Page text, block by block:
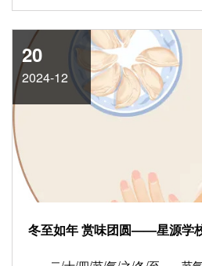
20
2024-12
冬至如年 赏味团圆——星源学